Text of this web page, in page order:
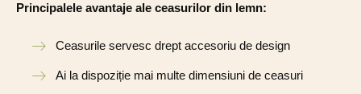
Principalele avantaje ale ceasurilor din lemn:
Ceasurile servesc drept accesoriu de design
Ai la dispoziție mai multe dimensiuni de ceasuri